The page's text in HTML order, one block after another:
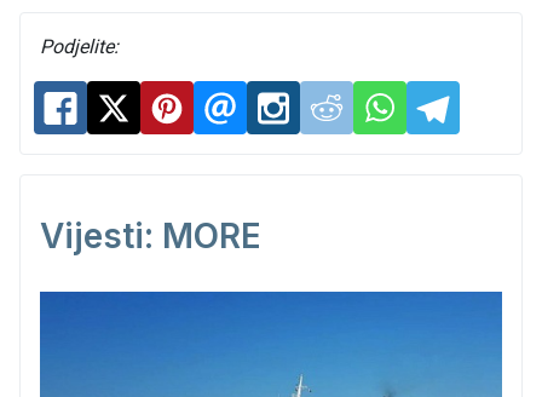
Podjelite:
Vijesti: MORE